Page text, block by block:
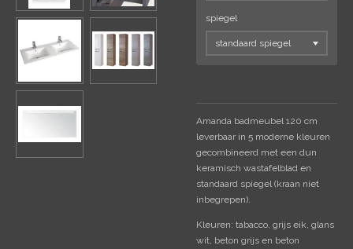
spiegel
Amanda badmeubel 120 cm
leverbaar in 5 moderne kleuren
gecombineerd met een dun
keramisch wastafelblad en
standaard spiegel (kraan niet
inbegrepen).
Kleuren: tabacco, grijs eik, glans
wit, beton grijs en beton